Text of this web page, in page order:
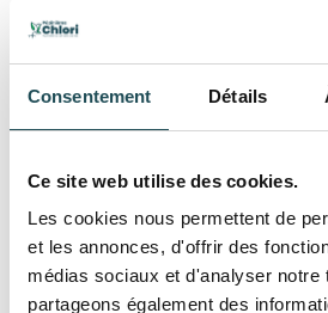
Consentement Détails
Ce site web utilise des cookies.
Les cookies nous permettent de
et les annonces, d'offrir des
médias sociaux et d'analyser notre
partageons également des
L'arbre fournit un coin intime,
du vent. Ce cultivar améliore le
Principales
-Aspect irrégulier
-Fleurs blanches parfumées
-Attire les abeilles, les papillons
nicheurs.